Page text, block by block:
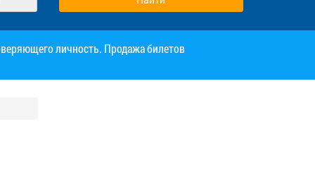
личность. Продажа билетов